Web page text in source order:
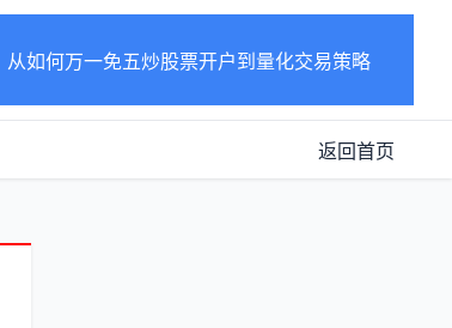
从如何万一免五炒股票开户到量化交易策略
返回首页